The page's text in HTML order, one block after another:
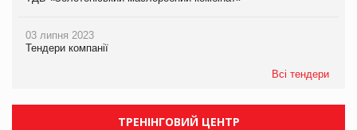
03 липня 2023
Тендери компанії
Всі тендери
ТРЕНІНГОВИЙ ЦЕНТР